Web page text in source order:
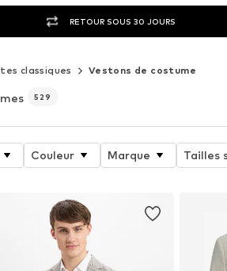
RETOUR SOUS 30 JOURS
classiques Vestons de costume
529
Couleur Marque Tailles